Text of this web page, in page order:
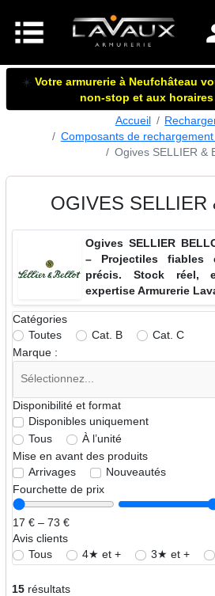
☀️ Votre armurerie à Neufchâteau
non-stop et aux
Accueil
Composants de
Ogives SELLIER &
OGIVES SELLIER
Ogives SELLIER
– Projectiles
précis. Stock réel,
expertise Armurerie
Catégories
Toutes
Cat. B
Cat. C
Marque :
Disponibilité et format
Disponibles uniquement
Tous
À l’unité
Mise en avant des produits
Arrivages
Nouveautés
Fourchette de prix
17 € – 73 €
Avis clients
Tous
4★ et + 3★ et +
15résultats